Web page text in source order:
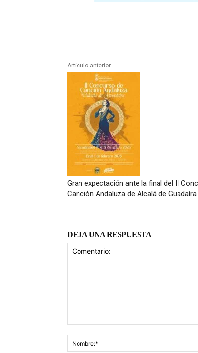
Artículo anterior
Gran expectación ante la final del II
Canción Andaluza de Alcalá de Guadaíra
DEJA UNA RESPUESTA